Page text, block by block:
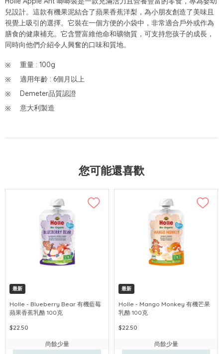
兒設計。這款有機果泥結合了蘋果香蕉洋梨，為小朋友創造了美味且
視覺上吸引的選擇。它裝在一個方便的小袋中，非常適合戶外或作為
膳食的健康補充。它含豐富維他命和礦物質，可支持您孩子的成長，
同時向他們介紹令人興奮的口味和質地。
重量 : 100g
適用年齡 : 6個月以上
Demeter品質認證
意大利製造
您可能還喜歡
最新
Holle - Blueberry Bear 有機藍莓
蘋果香蕉乳酪 100克
$22.50
尚餘少量
最新
Holle - Mango Monkey 有機芒果
乳酪 100克
$22.50
尚餘少量